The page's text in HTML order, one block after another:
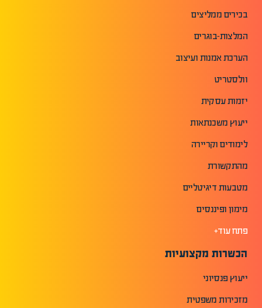
בכירים ממליצים
המלצות-בוגרים
הערכת אמנות ועיצוב
וולסטריט
יזמות עסקית
ייעוץ משכנתאות
לימודים וקריירה
מהתקשורת
מטבעות דיגיטליים
מימון ופיננסים
פתח עוד+
הכשרות מקצועיות
ייעוץ פנסיוני
מזכירות משפטית